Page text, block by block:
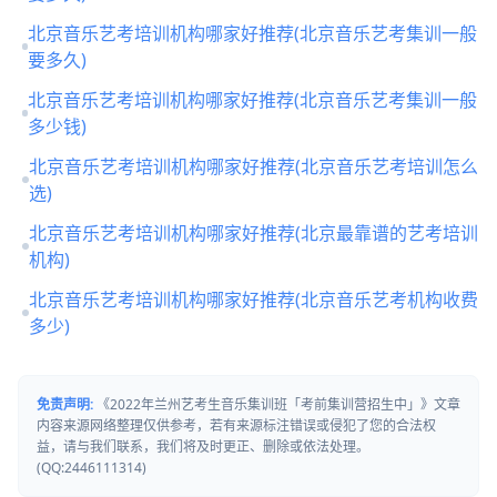
北京音乐艺考培训机构哪家好推荐(北京音乐艺考集训一般
要多久)
北京音乐艺考培训机构哪家好推荐(北京音乐艺考集训一般
多少钱)
北京音乐艺考培训机构哪家好推荐(北京音乐艺考培训怎么
选)
北京音乐艺考培训机构哪家好推荐(北京最靠谱的艺考培训
机构)
北京音乐艺考培训机构哪家好推荐(北京音乐艺考机构收费
多少)
免责声明: 《2022年兰州艺考生音乐集训班「考前集训营招生中」》文章
内容来源网络整理仅供参考，若有来源标注错误或侵犯了您的合法权
益，请与我们联系，我们将及时更正、删除或依法处理。
(QQ:2446111314)